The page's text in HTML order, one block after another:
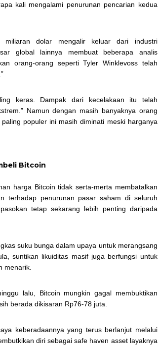
kali mengalami penurunan pencarian kedua
miliaran dolar mengalir keluar dari industri
global lainnya membuat beberapa analis
orang-orang seperti Tyler Winklevoss telah
keras. Dampak dari kecelakaan itu telah
Namun dengan masih banyaknya orang
populer ini masih diminati meski harganya
Bitcoin
harga Bitcoin tidak serta-merta membatalkan
terhadap penurunan pasar saham di seluruh
tetap sekarang lebih penting daripada
suku bunga dalam upaya untuk merangsang
suntikan likuiditas masif juga berfungsi untuk
menarik.
lalu, Bitcoin mungkin gagal membuktikan
berada dikisaran Rp76-78 juta.
keberadaannya yang terus berlanjut melalui
diri sebagai safe haven asset layaknya